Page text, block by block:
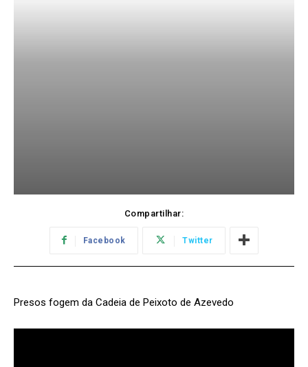
Compartilhar:
Facebook Twitter
Presos fogem da Cadeia de Peixoto de Azevedo